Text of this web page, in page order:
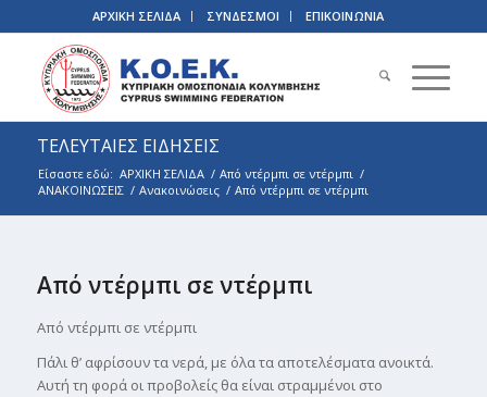
ΑΡΧΙΚΗ ΣΕΛΙΔΑ ΣΥΝΔΕΣΜΟΙ ΕΠΙΚΟΙΝΩΝΙΑ
ΤΕΛΕΥΤΑΙΕΣ ΕΙΔΗΣΕΙΣ
Είσαστε εδώ: ΑΡΧΙΚΗ ΣΕΛΙΔΑ / Από ντέρμπι σε ντέρμπι /
ΑΝΑΚΟΙΝΩΣΕΙΣ / Ανακοινώσεις / Από ντέρμπι σε ντέρμπι
Από ντέρμπι σε ντέρμπι
Από ντέρμπι σε ντέρμπι
Πάλι θ’ αφρίσουν τα νερά, με όλα τα αποτελέσματα ανοικτά.
Αυτή τη φορά οι προβολείς θα είναι στραμμένοι στο